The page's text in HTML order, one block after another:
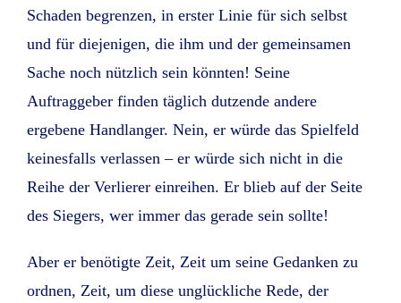
Schaden begrenzen, in erster Linie für sich selbst
und für diejenigen, die ihm und der gemeinsamen
Sache noch nützlich sein könnten! Seine
Auftraggeber finden täglich dutzende andere
ergebene Handlanger. Nein, er würde das Spielfeld
keinesfalls verlassen – er würde sich nicht in die
Reihe der Verlierer einreihen. Er blieb auf der Seite
des Siegers, wer immer das gerade sein sollte!
Aber er benötigte Zeit, Zeit um seine Gedanken zu
ordnen, Zeit, um diese unglückliche Rede, der